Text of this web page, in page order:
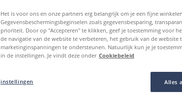
Het is voor ons en onze partners erg belangrijk om je een fijne
Gegevensbeschermingsbeginselen zoals gegevensbesparing,
prioriteit. Door op "Accepteren" te klikken, geef je toestemming voor
de navigatie van de website te verbeteren, het gebruik van de website
marketinginspanningen te ondersteunen. Natuurlijk kun je je
in de instellingen. Je vindt deze onder Cookiebeleid
Alles
instellingen